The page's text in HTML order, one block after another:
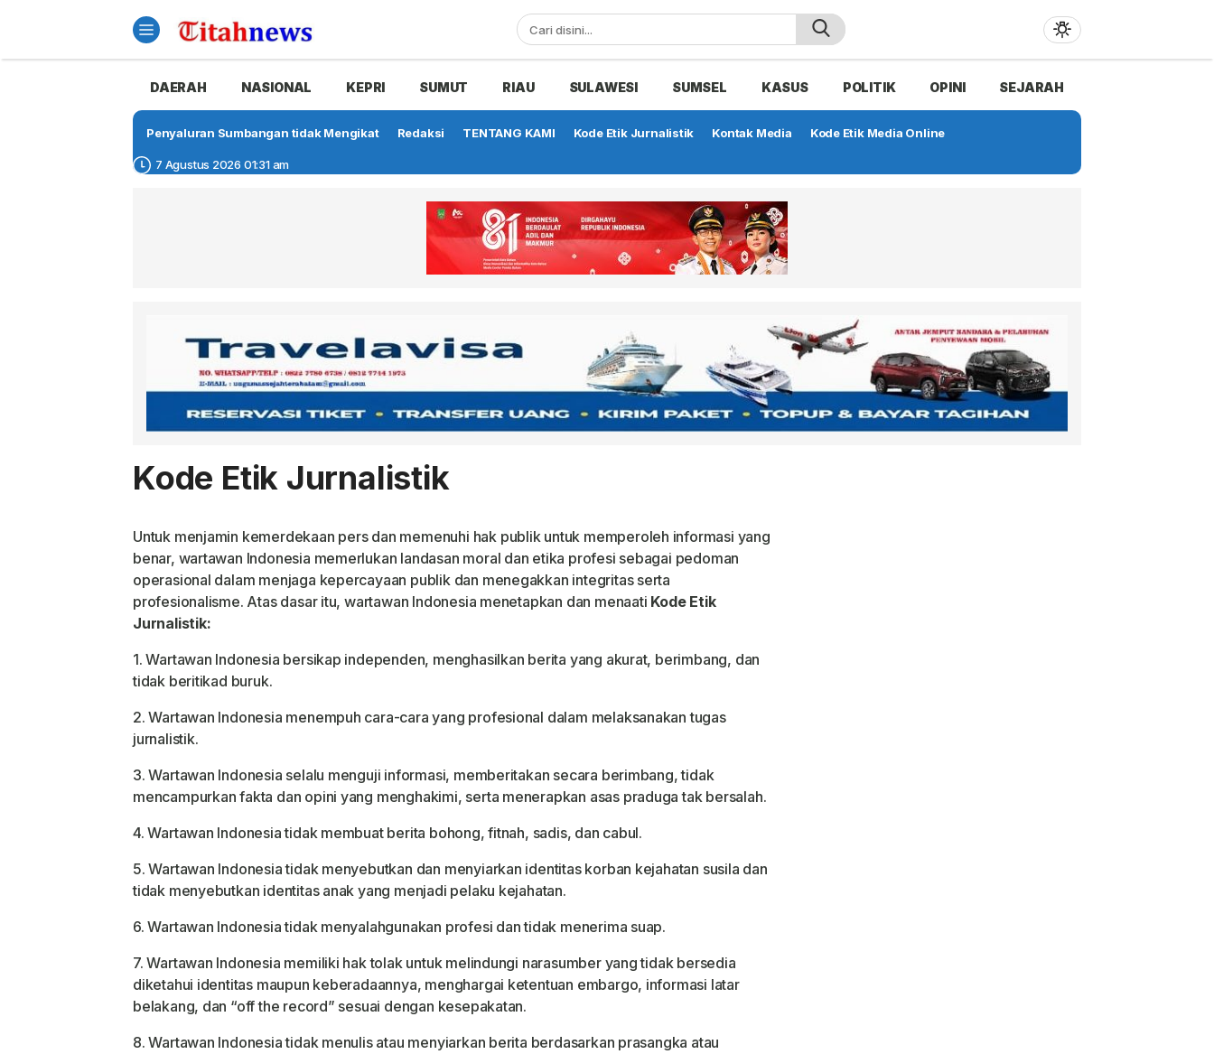
DAERAH NASIONAL KEPRI SUMUT RIAU SULAWESI SUMSEL KASUS POLITIK OPINI SEJARAH
Penyaluran Sumbangan tidak Mengikat Redaksi TENTANG KAMI Kode Etik Jurnalistik Kontak Media Kode Etik Media Online
7 Agustus 2026 01:31 am
Kode Etik Jurnalistik
Untuk menjamin kemerdekaan pers dan memenuhi hak publik untuk memperoleh informasi yang
benar, wartawan Indonesia memerlukan landasan moral dan etika profesi sebagai pedoman
operasional dalam menjaga kepercayaan publik dan menegakkan integritas serta
profesionalisme. Atas dasar itu, wartawan Indonesia menetapkan dan menaati Kode Etik
Jurnalistik:
1. Wartawan Indonesia bersikap independen, menghasilkan berita yang akurat, berimbang, dan
tidak beritikad buruk.
2. Wartawan Indonesia menempuh cara-cara yang profesional dalam melaksanakan tugas
jurnalistik.
3. Wartawan Indonesia selalu menguji informasi, memberitakan secara berimbang, tidak
mencampurkan fakta dan opini yang menghakimi, serta menerapkan asas praduga tak bersalah.
4. Wartawan Indonesia tidak membuat berita bohong, fitnah, sadis, dan cabul.
5. Wartawan Indonesia tidak menyebutkan dan menyiarkan identitas korban kejahatan susila dan
tidak menyebutkan identitas anak yang menjadi pelaku kejahatan.
6. Wartawan Indonesia tidak menyalahgunakan profesi dan tidak menerima suap.
7. Wartawan Indonesia memiliki hak tolak untuk melindungi narasumber yang tidak bersedia
diketahui identitas maupun keberadaannya, menghargai ketentuan embargo, informasi latar
belakang, dan “off the record” sesuai dengan kesepakatan.
8. Wartawan Indonesia tidak menulis atau menyiarkan berita berdasarkan prasangka atau